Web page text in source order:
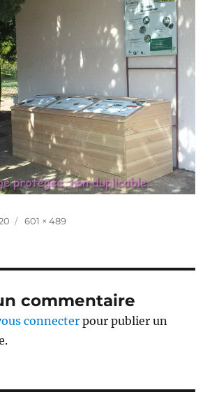
Taille
601 × 489
commentaire
connecter pour publier un